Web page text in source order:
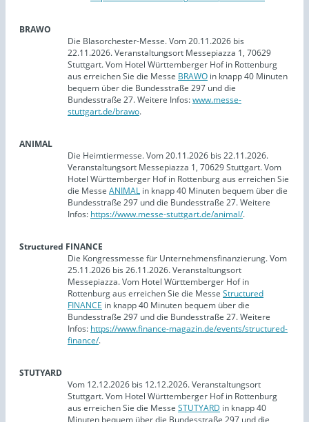
BRAWO
Die Blasorchester-Messe. Vom 20.11.2026 bis
22.11.2026. Veranstaltungsort Messepiazza 1, 70629
Stuttgart. Vom Hotel Württemberger Hof in Rottenburg
aus erreichen Sie die Messe BRAWO in knapp 40 Minuten
bequem über die Bundesstraße 297 und die
Bundesstraße 27. Weitere Infos:www.messe-
stuttgart.de/brawo.
ANIMAL
Die Heimtiermesse. Vom 20.11.2026 bis 22.11.2026.
Veranstaltungsort Messepiazza 1, 70629 Stuttgart. Vom
Hotel Württemberger Hof in Rottenburg aus erreichen Sie
die Messe ANIMAL in knapp 40 Minuten bequem über die
Bundesstraße 297 und die Bundesstraße 27. Weitere
Infos: https://www.messe-stuttgart.de/animal/.
Structured FINANCE
Die Kongressmesse für Unternehmensfinanzierung. Vom
25.11.2026 bis 26.11.2026. Veranstaltungsort
Messepiazza. Vom Hotel Württemberger Hof in
Rottenburg aus erreichen Sie die Messe Structured
FINANCE in knapp 40 Minuten bequem über die
Bundesstraße 297 und die Bundesstraße 27. Weitere
Infos: https://www.finance-magazin.de/events/structured-
finance/.
STUTYARD
Vom 12.12.2026 bis 12.12.2026. Veranstaltungsort
Stuttgart. Vom Hotel Württemberger Hof in Rottenburg
aus erreichen Sie die Messe STUTYARD in knapp 40
Minuten bequem über die Bundesstraße 297 und die